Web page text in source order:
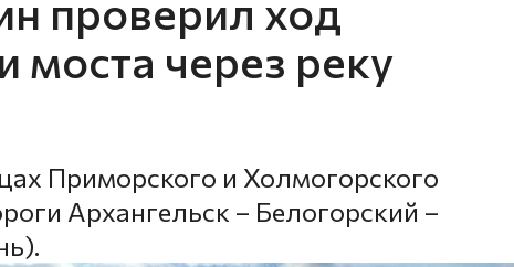
проверил ход
моста через реку
Приморского и Холмогорского
Архангельск – Белогорский –